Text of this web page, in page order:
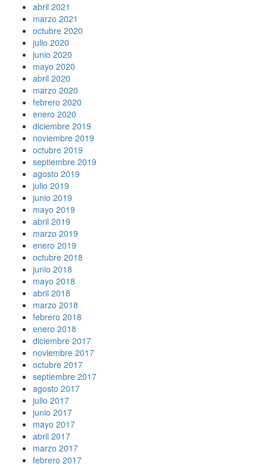
abril 2021
marzo 2021
octubre 2020
julio 2020
junio 2020
mayo 2020
abril 2020
marzo 2020
febrero 2020
enero 2020
diciembre 2019
noviembre 2019
octubre 2019
septiembre 2019
agosto 2019
julio 2019
junio 2019
mayo 2019
abril 2019
marzo 2019
enero 2019
octubre 2018
junio 2018
mayo 2018
abril 2018
marzo 2018
febrero 2018
enero 2018
diciembre 2017
noviembre 2017
octubre 2017
septiembre 2017
agosto 2017
julio 2017
junio 2017
mayo 2017
abril 2017
marzo 2017
febrero 2017